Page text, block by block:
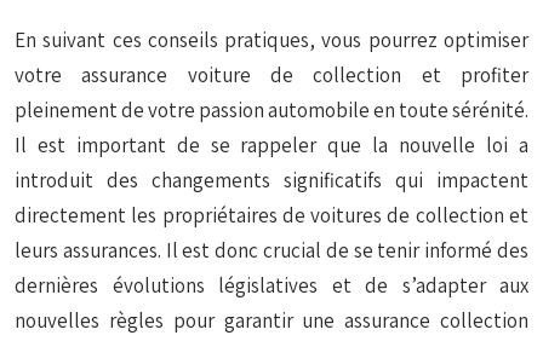
En suivant ces conseils pratiques, vous pourrez optimiser
votre assurance voiture de collection et profiter
pleinement de votre passion automobile en toute sérénité.
Il est important de se rappeler que la nouvelle loi a
introduit des changements significatifs qui impactent
directement les propriétaires de voitures de collection et
leurs assurances. Il est donc crucial de se tenir informé des
dernières évolutions législatives et de s’adapter aux
nouvelles règles pour garantir une assurance collection